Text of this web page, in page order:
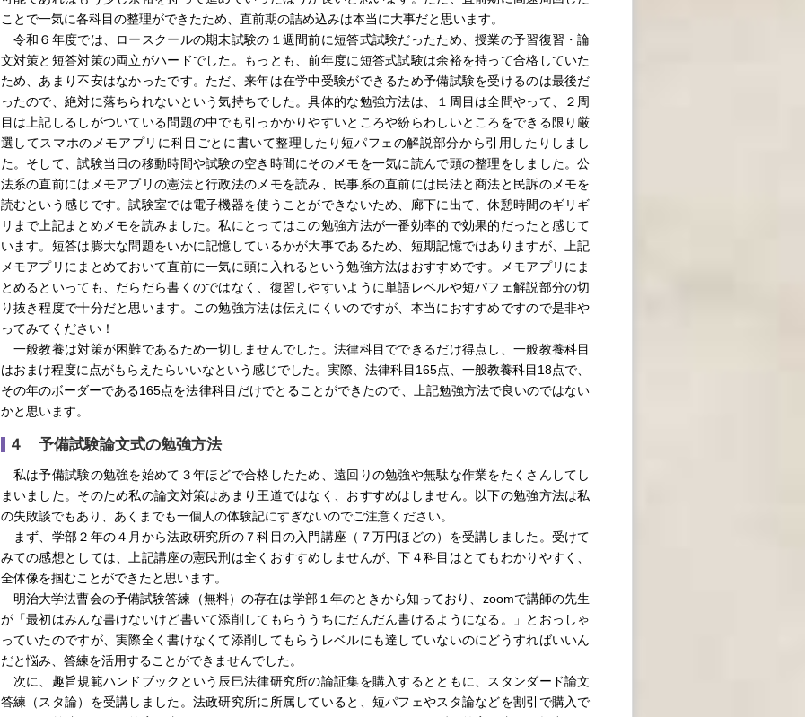
ことで一気に各科目の整理ができたため、直前期の詰め込みは本当に大事だと思います。
令和６年度では、ロースクールの期末試験の１週間前に短答式試験だったため、授業の予習復習・論
文対策と短答対策の両立がハードでした。もっとも、前年度に短答式試験は余裕を持って合格していた
ため、あまり不安はなかったです。ただ、来年は在学中受験ができるため予備試験を受けるのは最後だ
ったので、絶対に落ちられないという気持ちでした。具体的な勉強方法は、１周目は全問やって、２周
目は上記しるしがついている問題の中でも引っかかりやすいところや紛らわしいところをできる限り厳
選してスマホのメモアプリに科目ごとに書いて整理したり短パフェの解説部分から引用したりしまし
た。そして、試験当日の移動時間や試験の空き時間にそのメモを一気に読んで頭の整理をしました。公
法系の直前にはメモアプリの憲法と行政法のメモを読み、民事系の直前には民法と商法と民訴のメモを
読むという感じです。試験室では電子機器を使うことができないため、廊下に出て、休憩時間のギリギ
リまで上記まとめメモを読みました。私にとってはこの勉強方法が一番効率的で効果的だったと感じて
います。短答は膨大な問題をいかに記憶しているかが大事であるため、短期記憶ではありますが、上記
メモアプリにまとめておいて直前に一気に頭に入れるという勉強方法はおすすめです。メモアプリにま
とめるといっても、だらだら書くのではなく、復習しやすいように単語レベルや短パフェ解説部分の切
り抜き程度で十分だと思います。この勉強方法は伝えにくいのですが、本当におすすめですので是非や
ってみてください！
一般教養は対策が困難であるため一切しませんでした。法律科目でできるだけ得点し、一般教養科目
はおまけ程度に点がもらえたらいいなという感じでした。実際、法律科目165点、一般教養科目18点で、
その年のボーダーである165点を法律科目だけでとることができたので、上記勉強方法で良いのではない
かと思います。
４ 予備試験論文式の勉強方法
私は予備試験の勉強を始めて３年ほどで合格したため、遠回りの勉強や無駄な作業をたくさんしてし
まいました。そのため私の論文対策はあまり王道ではなく、おすすめはしません。以下の勉強方法は私
の失敗談でもあり、あくまでも一個人の体験記にすぎないのでご注意ください。
まず、学部２年の４月から法政研究所の７科目の入門講座（７万円ほどの）を受講しました。受けて
みての感想としては、上記講座の憲民刑は全くおすすめしませんが、下４科目はとてもわかりやすく、
全体像を掴むことができたと思います。
明治大学法曹会の予備試験答練（無料）の存在は学部１年のときから知っており、zoomで講師の先生
が「最初はみんな書けないけど書いて添削してもらううちにだんだん書けるようになる。」とおっしゃ
っていたのですが、実際全く書けなくて添削してもらうレベルにも達していないのにどうすればいいん
だと悩み、答練を活用することができませんでした。
次に、趣旨規範ハンドブックという辰巳法律研究所の論証集を購入するとともに、スタンダード論文
答練（スタ論）を受講しました。法政研究所に所属していると、短パフェやスタ論などを割引で購入で